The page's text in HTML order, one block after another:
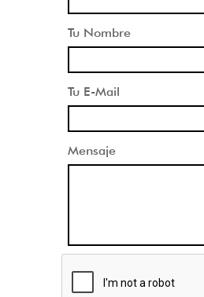
Tu Nombre
Tu E-Mail
Mensaje